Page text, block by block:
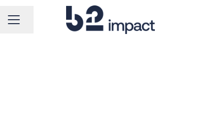
MENU KARIERY
Udostępnij stronę